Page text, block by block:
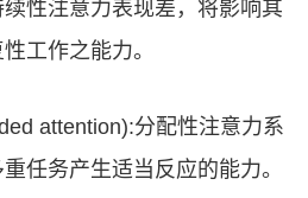
性注意力表现差，将影响其
工作之能力。
attention):分配性注意力系
任务产生适当反应的能力。